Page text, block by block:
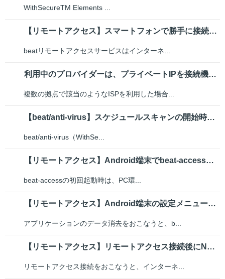
WithSecureTM Elements ...
【リモートアクセス】スマートフォンで勝手に接続を切断されない設定にしたい
beatリモートアクセスサービスはインターネ...
利用中のプロバイダーは、プライベートIPを接続機器へ配布しています。「クラ...
複数の拠点で該当のようなISPを利用した場合...
【beat/anti-virus】スケジュールスキャンの開始時や終了時に何...
beat/anti-virus（WithSe...
【リモートアクセス】Android端末でbeat-accessを起動しまし...
beat-accessの初回起動時は、PC環...
【リモートアクセス】Android端末の設定メニューからアプリケーションの...
アプリケーションのデータ消去をおこなうと、b...
【リモートアクセス】リモートアクセス接続後にNASやファイルサーバーへの通...
リモートアクセス接続をおこなうと、インターネ...